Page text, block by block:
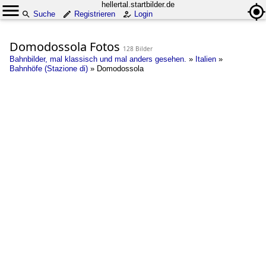
hellertal.startbilder.de
Suche
Registrieren Login
Domodossola Fotos 128 Bilder
Bahnbilder, mal klassisch und mal anders gesehen. » Italien »
Bahnhöfe (Stazione di) » Domodossola